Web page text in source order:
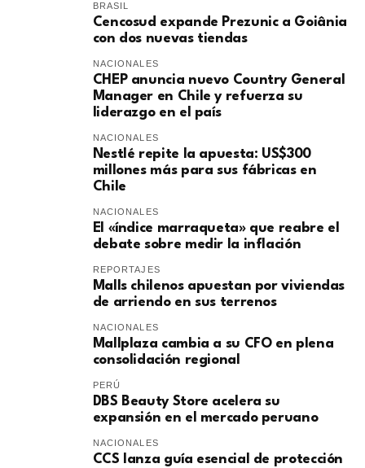
BRASIL
Cencosud expande Prezunic a Goiânia
con dos nuevas tiendas
NACIONALES
CHEP anuncia nuevo Country General
Manager en Chile y refuerza su
liderazgo en el país
NACIONALES
Nestlé repite la apuesta: US$300
millones más para sus fábricas en
Chile
NACIONALES
El «índice marraqueta» que reabre el
debate sobre medir la inflación
REPORTAJES
Malls chilenos apuestan por viviendas
de arriendo en sus terrenos
NACIONALES
Mallplaza cambia a su CFO en plena
consolidación regional
PERÚ
DBS Beauty Store acelera su
expansión en el mercado peruano
NACIONALES
CCS lanza guía esencial de protección